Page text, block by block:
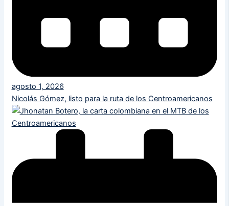
agosto 1, 2026
Nicolás Gómez, listo para la ruta de los Centroamericanos